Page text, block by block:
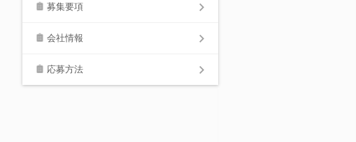
募集要項
会社情報
応募方法